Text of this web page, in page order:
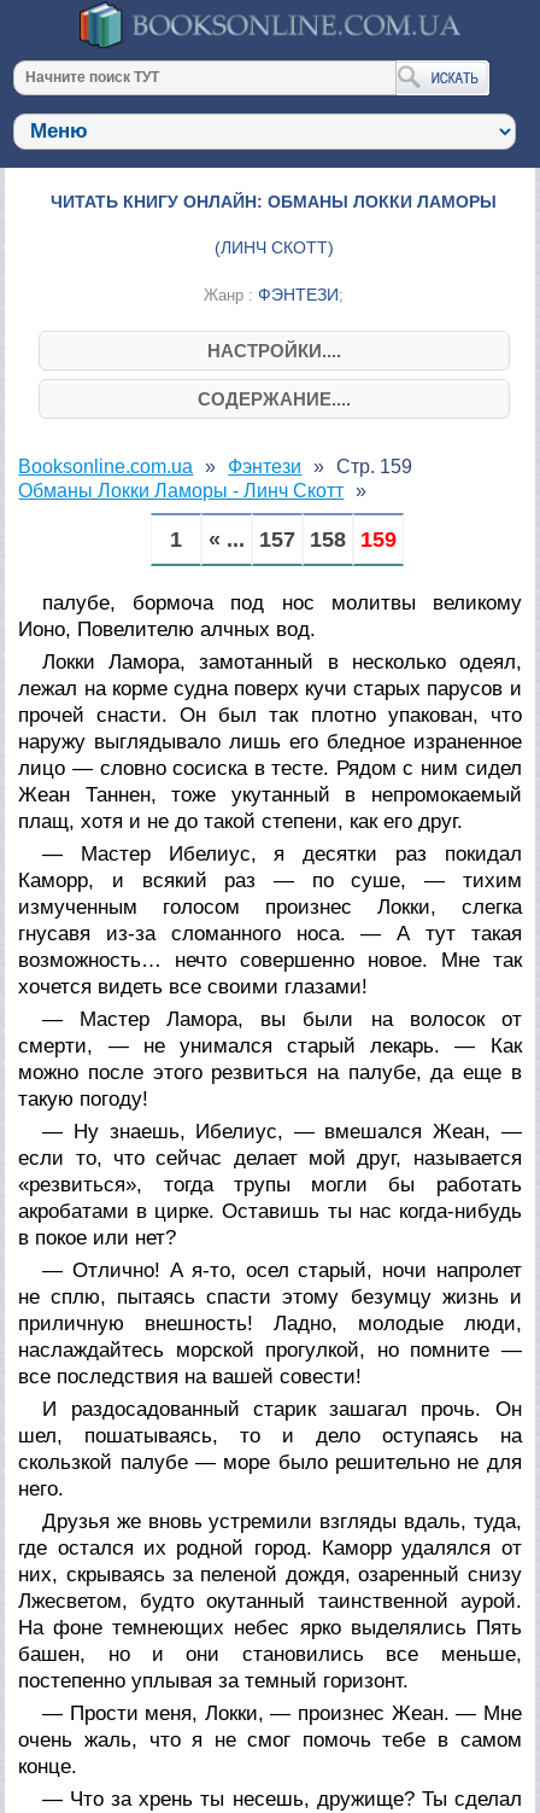
ЧИТАТЬ КНИГУ ОНЛАЙН: ОБМАНЫ ЛОККИ ЛАМОРЫ
(ЛИНЧ СКОТТ)
Жанр :ФЭНТЕЗИ;
НАСТРОЙКИ....
СОДЕРЖАНИЕ....
Booksonline.com.ua
Фэнтези
Обманы Локки Ламоры - Линч Скотт
Стр. 159
1 « ... 157 158 159
палубе, бормоча под нос молитвы великому
Ионо, Повелителю алчных вод.
Локки Ламора, замотанный в несколько одеял,
лежал на корме судна поверх кучи старых парусов и
прочей снасти. Он был так плотно упакован, что
наружу выглядывало лишь его бледное израненное
лицо — словно сосиска в тесте. Рядом с ним сидел
Жеан Таннен, тоже укутанный в непромокаемый
плащ, хотя и не до такой степени, как его друг.
— Мастер Ибелиус, я десятки раз покидал
Каморр, и всякий раз — по суше, — тихим
измученным голосом произнес Локки, слегка
гнусавя из-за сломанного носа. — А тут такая
возможность… нечто совершенно новое. Мне так
хочется видеть все своими глазами!
— Мастер Ламора, вы были на волосок от
смерти, — не унимался старый лекарь. — Как
можно после этого резвиться на палубе, да еще в
такую погоду!
— Ну знаешь, Ибелиус, — вмешался Жеан, —
если то, что сейчас делает мой друг, называется
«резвиться», тогда трупы могли бы работать
акробатами в цирке. Оставишь ты нас когда-нибудь
в покое или нет?
— Отлично! А я-то, осел старый, ночи напролет
не сплю, пытаясь спасти этому безумцу жизнь и
приличную внешность! Ладно, молодые люди,
наслаждайтесь морской прогулкой, но помните —
все последствия на вашей совести!
И раздосадованный старик зашагал прочь. Он
шел, пошатываясь, то и дело оступаясь на
скользкой палубе — море было решительно не для
него.
Друзья же вновь устремили взгляды вдаль, туда,
где остался их родной город. Каморр удалялся от
них, скрываясь за пеленой дождя, озаренный снизу
Лжесветом, будто окутанный таинственной аурой.
На фоне темнеющих небес ярко выделялись Пять
башен, но и они становились все меньше,
постепенно уплывая за темный горизонт.
— Прости меня, Локки, — произнес Жеан. — Мне
очень жаль, что я не смог помочь тебе в самом
конце.
— Что за хрень ты несешь, дружище? Ты сделал